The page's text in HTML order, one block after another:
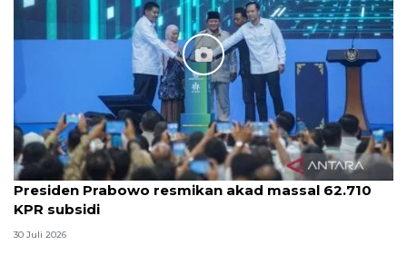
Presiden Prabowo resmikan akad massal 62.710
KPR subsidi
30 Juli 2026